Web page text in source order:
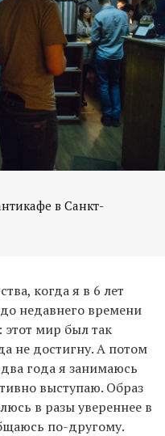
в Санкт-
когда я в 6 лет
недавнего времени
этот мир был так
не достигну. А потом
года я занимаюсь
выступаю. Образ
в разы увереннее в
по-другому.